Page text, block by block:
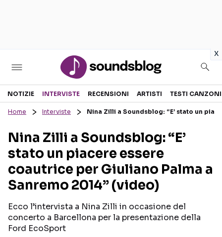
x
Sezioni
RECENSIONI MUSICALI
INTERVISTE
GOSSIP E CURIOSITÀ
TESTI CANZONI
TOUR ED EVENTI
TALENT SHOW
NOTIZIE INTERVISTE RECENSIONI ARTISTI TESTI CANZONI
Home Interviste Nina Zilli a Soundsblog: “E’ stato un
Nina Zilli a Soundsblog: “E’
stato un piacere essere
coautrice per Giuliano Palma a
Sanremo 2014” (video)
Ecco l’intervista a Nina Zilli in occasione del
concerto a Barcellona per la presentazione della
Ford EcoSport